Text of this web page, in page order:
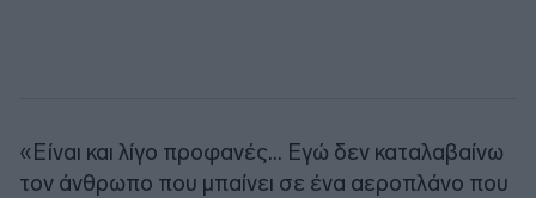
«Είναι και λίγο προφανές… Εγώ δεν καταλαβαίνω
τον άνθρωπο που μπαίνει σε ένα αεροπλάνο που